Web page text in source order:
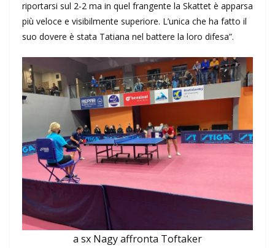
riportarsi sul 2-2 ma in quel frangente la Skattet è apparsa
più veloce e visibilmente superiore. L’unica che ha fatto il
suo dovere è stata Tatiana nel battere la loro difesa”.
a sx Nagy affronta Toftaker